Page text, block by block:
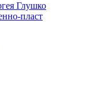
Глушко
пласт